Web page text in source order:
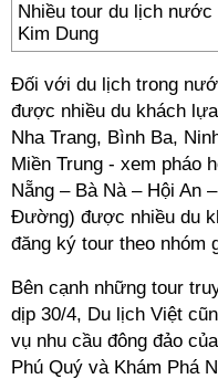
Nhiều tour du lịch
Kim Dung
Đối với du lịch trong
được nhiều du khách
Nha Trang, Bình Ba,
Miền Trung - xem pháo
Nẵng – Bà Nà – Hội An
Đường) được nhiều du
đăng ký tour theo nhóm
Bên cạnh những tour
dịp 30/4, Du lịch Việt
vụ nhu cầu đông đảo
Phú Quý và Khám Phá